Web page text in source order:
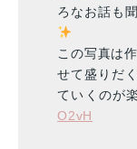
ろなお話も
この写真は
せて盛りだ
ていくのが
O2vH